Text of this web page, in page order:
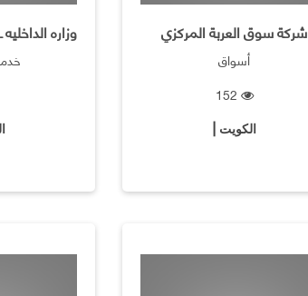
شركة سوق العربة المركزي
أسواق
الكويت |